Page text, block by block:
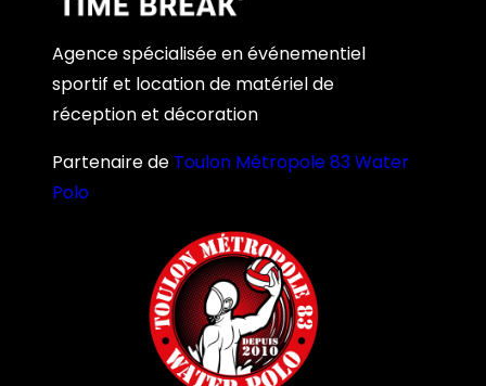
Agence spécialisée en événementiel
sportif et location de matériel de
réception et décoration
Partenaire de Toulon Métropole 83 Water
Polo